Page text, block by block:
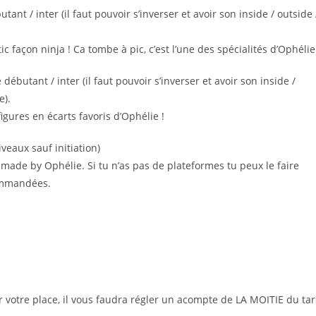
/ inter (il faut pouvoir s’inverser et avoir son inside / outside
ninja ! Ca tombe à pic, c’est l’une des spécialités
débutant / inter (il faut pouvoir s’inverser et avoir son inside /
en écarts favoris d’Ophélie !
sauf initiation)
by Ophélie. Si tu n’as pas de plateformes tu peux le faire
place, il vous faudra régler un acompte de LA MOITIE du